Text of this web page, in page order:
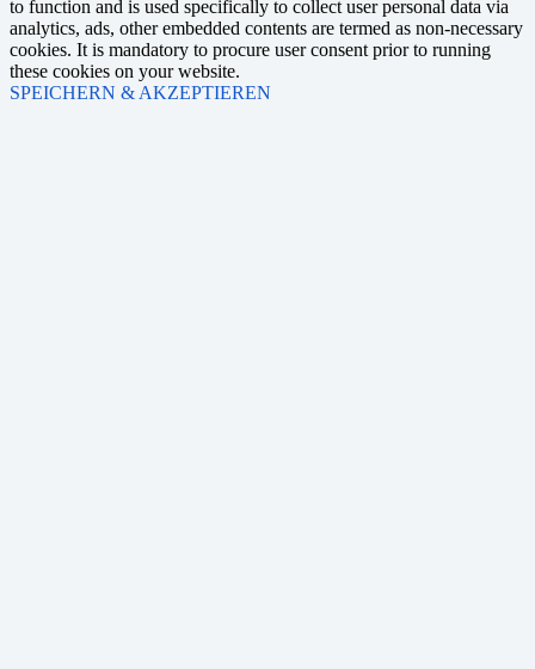
to function and is used specifically to collect user personal data via
analytics, ads, other embedded contents are termed as non-necessary
cookies. It is mandatory to procure user consent prior to running
these cookies on your website.
SPEICHERN & AKZEPTIEREN